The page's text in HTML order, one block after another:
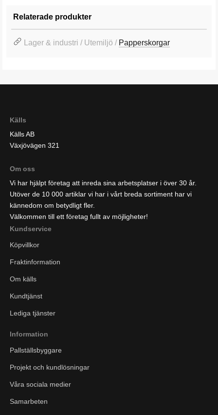
Relaterade produkter
Lager & industri / Utemiljö / Papperskorgar
Källs
Källs AB
Växjövägen 321
Om oss
Vi har hjälpt företag att inreda sina arbetsplatser i över 30 år.
Utöver de 10 000 artiklar vi har i vårt breda sortiment har vi
kännedom om betydligt fler.
Välkommen till ett företag fullt av möjligheter!
Kundservice
Köpvillkor
Fraktinformation
Om källs
Kundtjänst
Lediga tjänster
Information
Pallställsbyggare
Projekt och kundlösningar
Våra sociala medier
Samarbeten